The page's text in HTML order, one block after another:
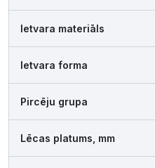
Ietvara materiāls
Ietvara forma
Pircēju grupa
Lēcas platums, mm